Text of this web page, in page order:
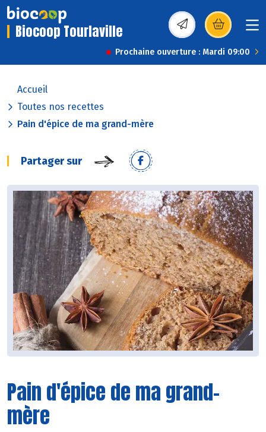
Biocoop Tourlaville (s’ouvre dans une
Prochaine ouverture : Mardi 09:00
Accueil
Toutes nos recettes
Pain d'épice de ma grand-mère
Partager sur
Pain d'épice de ma grand-
mère